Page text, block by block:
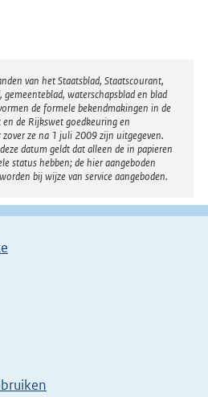
van het Staatsblad, Staatscourant,
waterschapsblad en blad
de formele bekendmakingen in de
de Rijkswet goedkeuring en
ze na 1 juli 2009 zijn uitgegeven.
datum geldt dat alleen de in papieren
status hebben; de hier aangeboden
bij wijze van service aangeboden.